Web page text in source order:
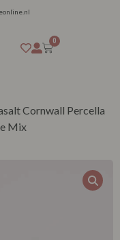
0
Cornwall Percella
Mix